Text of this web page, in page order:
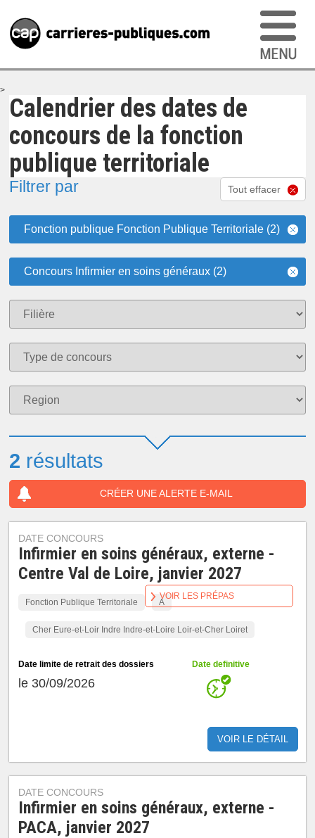
>
Calendrier des dates de
concours de la fonction
publique territoriale
Filtrer par Tout effacer
Fonction publique Fonction Publique Territoriale (2)
Concours Infirmier en soins généraux (2)
2 résultats
CRÉER UNE ALERTE E-MAIL
DATE CONCOURS
Infirmier en soins généraux, externe -
Centre Val de Loire, janvier 2027
Fonction Publique Territoriale A
Cher Eure-et-Loir Indre Indre-et-Loire Loir-et-Cher Loiret
Date limite de retrait des dossiers
le 30/09/2026
Date definitive
VOIR LE DÉTAIL
VOIR LES PRÉPAS
DATE CONCOURS
Infirmier en soins généraux, externe -
PACA, janvier 2027